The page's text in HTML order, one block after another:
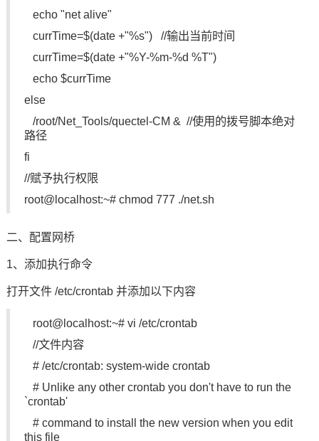
echo "net alive"
currTime=$(date +"%s") //输出当前时间
currTime=$(date +"%Y-%m-%d %T")
echo $currTime
else
/root/Net_Tools/quectel-CM & //使用的拨号脚本绝对
路径
fi
//赋予执行权限
root@localhost:~# chmod 777 ./net.sh
二、配置网桥
1、添加执行命令
打开文件 /etc/crontab 并添加以下内容
root@localhost:~# vi /etc/crontab
//文件内容
# /etc/crontab: system-wide crontab
# Unlike any other crontab you don't have to run the
`crontab'
# command to install the new version when you edit
this file